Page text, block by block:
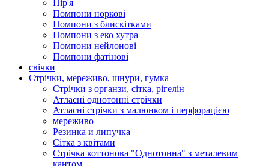
Пір'я
Помпони норкові
Помпони з блискітками
Помпони з еко хутра
Помпони нейлонові
Помпони фатінові
свічки
Стрічки, мереживо, шнури, гумка
Стрічки з органзи, сітка, рігелін
Атласні однотонні стрічки
Атласні стрічки з малюнком і перфорацією
мереживо
Резинка и липучка
Сітка з квітами
Стрічка коттонова "Однотонна" з металевим
кантом